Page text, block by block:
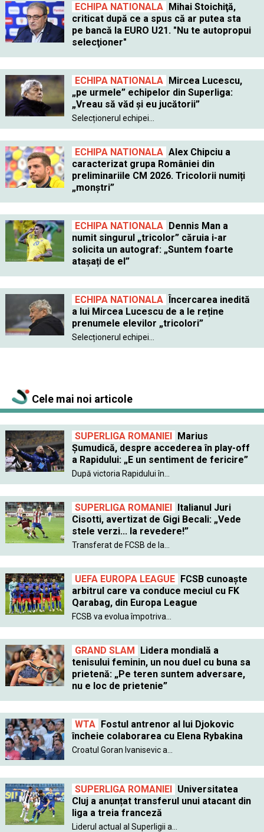
ECHIPA NATIONALA Mihai Stoichiţă,
criticat după ce a spus că ar putea sta
pe bancă la EURO U21. "Nu te autopropui
selecţioner"
ECHIPA NATIONALA Mircea Lucescu,
„pe urmele” echipelor din Superliga:
„Vreau să văd și eu jucătorii”
Selecționerul echipei...
ECHIPA NATIONALA Alex Chipciu a
caracterizat grupa României din
preliminariile CM 2026. Tricolorii numiți
„monștri”
ECHIPA NATIONALA Dennis Man a
numit singurul „tricolor” căruia i-ar
solicita un autograf: „Suntem foarte
atașați de el”
ECHIPA NATIONALA Încercarea inedită
a lui Mircea Lucescu de a le reține
prenumele elevilor „tricolori”
Selecționerul echipei...
Cele mai noi articole
SUPERLIGA ROMANIEI Marius
Șumudică, despre accederea în play-off
a Rapidului: „E un sentiment de fericire”
După victoria Rapidului în...
SUPERLIGA ROMANIEI Italianul Juri
Cisotti, avertizat de Gigi Becali: „Vede
stele verzi... la revedere!”
Transferat de FCSB de la...
UEFA EUROPA LEAGUE FCSB cunoaște
arbitrul care va conduce meciul cu FK
Qarabag, din Europa League
FCSB va evolua împotriva...
GRAND SLAM Lidera mondială a
tenisului feminin, un nou duel cu buna sa
prietenă: „Pe teren suntem adversare,
nu e loc de prietenie”
WTA Fostul antrenor al lui Djokovic
încheie colaborarea cu Elena Rybakina
Croatul Goran Ivanisevic a...
SUPERLIGA ROMANIEI Universitatea
Cluj a anunțat transferul unui atacant din
liga a treia franceză
Liderul actual al Superligii a...